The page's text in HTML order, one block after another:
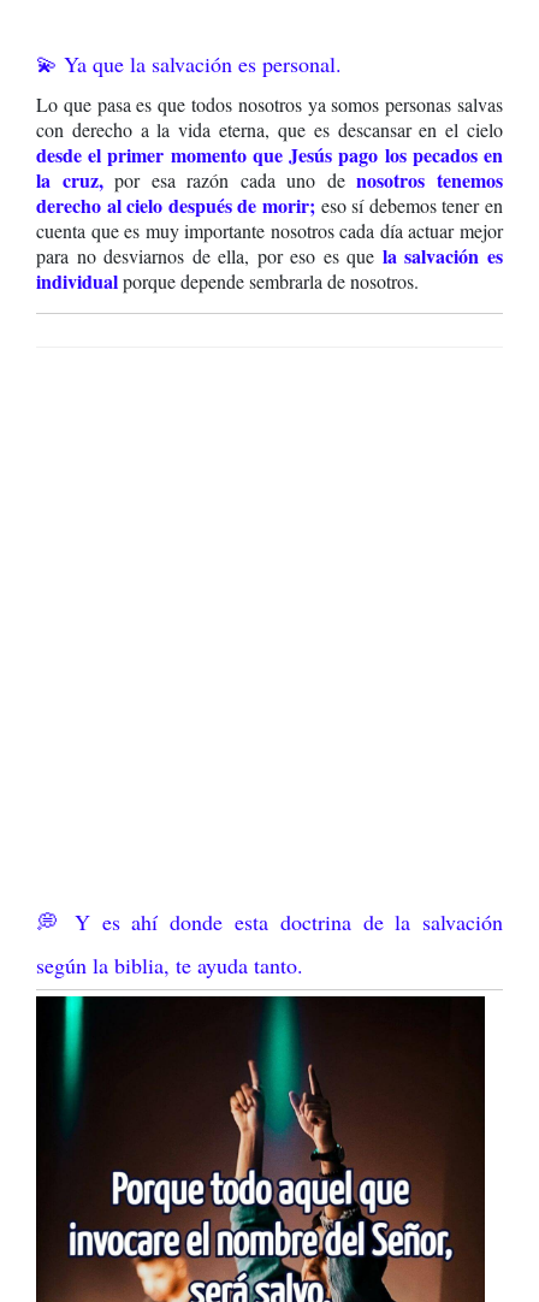
💫 Ya que la salvación es personal.
Lo que pasa es que todos nosotros ya somos personas salvas
con derecho a la vida eterna, que es descansar en el cielo
desde el primer momento que Jesús pago los pecados en
la cruz, por esa razón cada uno denosotros tenemos
derecho al cielo después de morir; eso sí debemos tener en
cuenta que es muy importante nosotros cada día actuar mejor
para no desviarnos de ella, por eso es que la salvación es
individualporque depende sembrarla de nosotros.
💭 Y es ahí donde estadoctrina de la salvación
según la biblia, te ayuda tanto.